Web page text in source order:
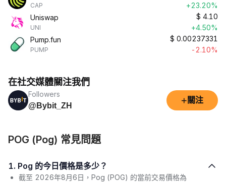
CAP
+23.20%
Uniswap
UNI
$ 4.10
+4.50%
Pump.fun
PUMP
$ 0.00237331
-2.10%
在社交媒體關注我們
Followers
@Bybit_ZH
+ 關注
POG (Pog) 常見問題
1. Pog 的今日價格是多少？
截至 2026年8月6日，Pog (POG) 的當前交易價格為